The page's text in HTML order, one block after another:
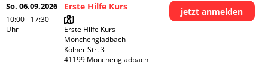
So. 06.09.2026
10:00 - 17:30
Uhr
Erste Hilfe Kurs
Erste Hilfe Kurs
Mönchengladbach
Kölner Str. 3
jetzt anmelden